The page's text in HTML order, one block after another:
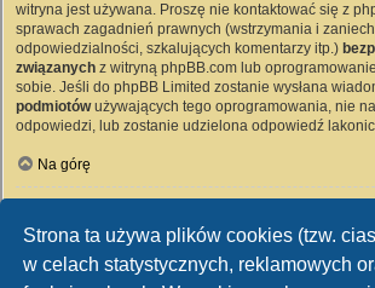
Strona ta używa plików cookies (tzw.
w celach statystycznych, reklamowych
witryna jest używana. Proszę nie kontaktować się z
sprawach zagadnień prawnych (wstrzymania i
odpowiedzialności, szkalujących komentarzy itp.)
związanych z witryną phpBB.com lub
sobie. Jeśli do phpBB Limited zostanie wysłana
podmiotówużywających tego oprogramowania, nie
odpowiedzi, lub zostanie udzielona odpowiedź
Na górę
Wszyscy użytkownicy witryny mogą używać – jeśli
przez administratora witryny – formularza „Kontakt z
witryny mogą także używać odnośnika „Zespół